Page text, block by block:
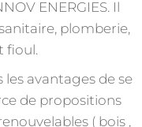
ENERGIES. Il
plomberie,
fioul.
avantages de se
de propositions
( bois ,